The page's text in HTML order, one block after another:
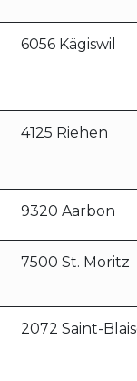
6056 Kägiswil
4125 Riehen
9320 Aarbon
7500 St. Moritz
2072 Saint-